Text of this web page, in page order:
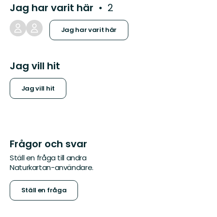
Jag har varit här 2
Jag har varit här
Jag vill hit
Jag vill hit
Frågor och svar
Ställ en fråga till andra
Naturkartan-användare.
Ställ en fråga